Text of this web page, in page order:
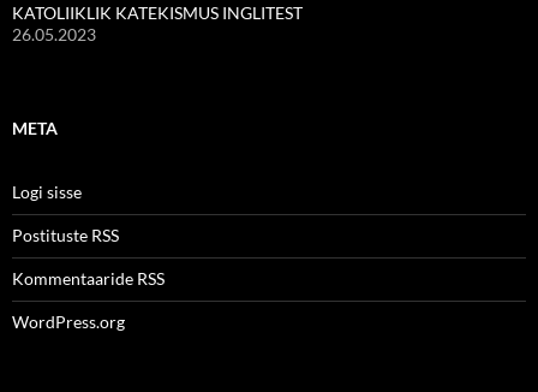
KATOLIIKLIK KATEKISMUS INGLITEST
26.05.2023
META
Logi sisse
Postituste RSS
Kommentaaride RSS
WordPress.org